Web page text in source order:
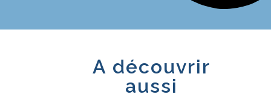
A découvrir
aussi